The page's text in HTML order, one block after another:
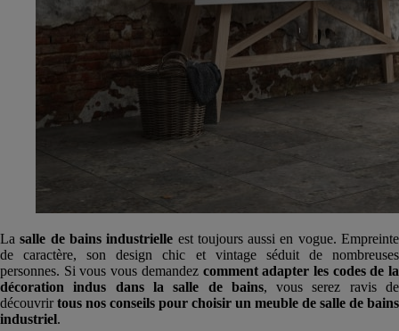
Lasalle de bains industrielle est toujours aussi en vogue. Empreinte
de caractère, son design chic et vintage séduit de nombreuses
personnes. Si vous vous demandez comment adapter les codes de la
décoration indus dans la salle de bains, vous serez ravis de
découvrirtous nos conseils pour choisir un meuble de salle de bains
industriel.